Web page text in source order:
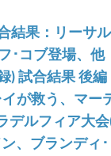
結果：リーサ
･コブ登場、他
) 試合結果 後
が救う、マー
デルフィア大
、ブランディ